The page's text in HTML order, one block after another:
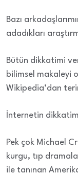
Bazı
adadıkları
Bütün dikkatimi
bilimsel makaleyi
Wikipedia’dan
İnternetin
Pek çok Michael
kurgu, tıp
ile tanınan